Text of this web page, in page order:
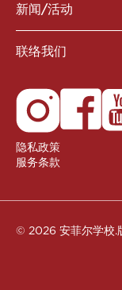
新闻/活动
联络我们
隐私政策
服务条款
© 2026 安菲尔学校.